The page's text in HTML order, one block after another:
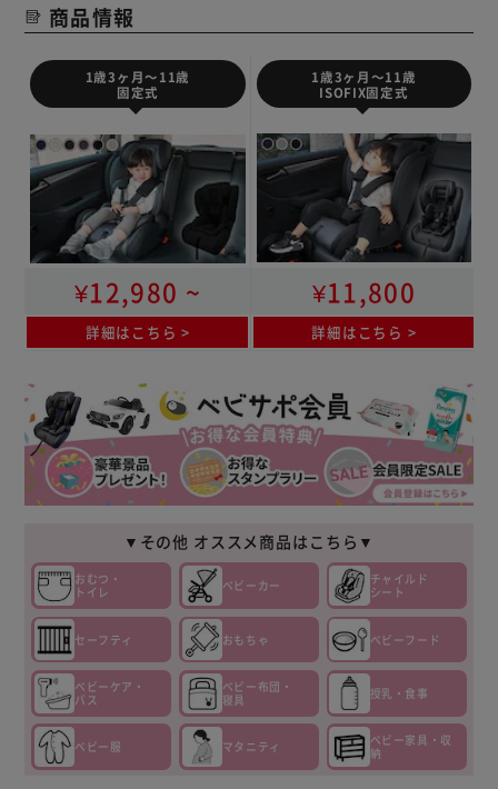
商品情報
1歳3ヶ月～11歳
固定式
1歳3ヶ月～11歳
ISOFIX固定式
¥12,980 ~ ¥11,800
詳細はこちら 詳細はこちら
▼その他 オススメ商品はこちら▼
おむつ・
トイレ
ベビーカー
チャイルド
シート
セーフティ おもちゃ ベビーフード
ベビーケア・
バス
ベビー布団・
寝具
授乳・食事
ベビー服 マタニティ
ベビー家具・収
納